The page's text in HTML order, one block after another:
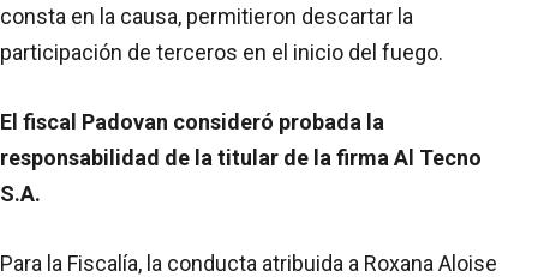
consta en la causa, permitieron descartar la
participación de terceros en el inicio del fuego.
El fiscal Padovan consideró probada la
responsabilidad de la titular de la firma Al Tecno
S.A.
Para la Fiscalía, la conducta atribuida a Roxana Aloise